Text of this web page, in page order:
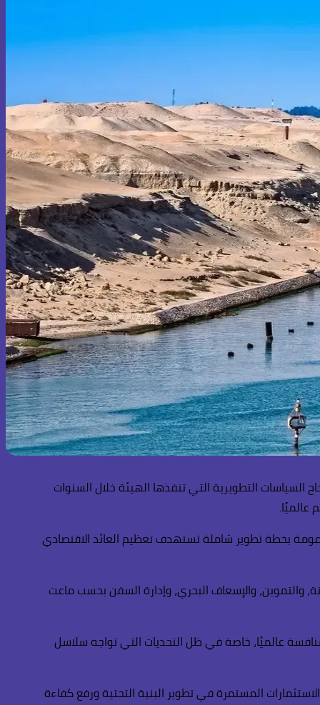
التطويرية التي تنفذها الهيئة خلال السنوات
عالميًا.
إلى أن قناة السويس تسير بخطى ثابتة نحو تحقيق إيرادات سنوية تصل إلى نحو 10 مليارات دولار بحلول عام 2028، مدعومة بخطة تطوير شاملة تستهدف تعظيم العائد الاقتصادي
والتموين، والإسعاف البحري، وإدارة السفن بحسب ماعت
عالميًا، خاصة في ظل التحديات التي تواجه سلاسل
المستمرة في تطوير البنية التحتية ورفع كفاءة